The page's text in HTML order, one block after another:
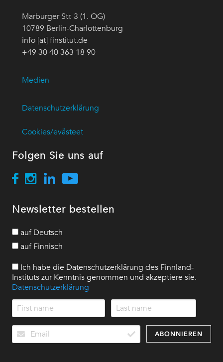
Marburger Str. 3 (1. OG)
10789 Berlin-Charlottenburg
info [at] finstitut.de
+49 30 40 363 18 90
Medien
Datenschutzerklärung
Cookies/evästeet
Folgen Sie uns auf
Newsletter bestellen
auf Deutsch
auf Finnisch
Ich habe die Datenschutzerklärung des Finnland-
Instituts zur Kenntnis genommen und akzeptiere sie.
Datenschutzerklärung
ABONNIEREN